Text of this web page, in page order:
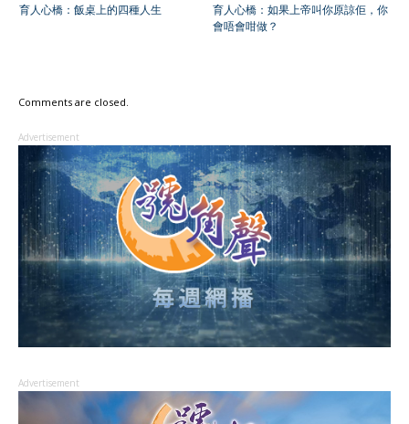
育人心橋：飯桌上的四種人生
育人心橋：如果上帝叫你原諒佢，你
會唔會咁做？
Comments are closed.
Advertisement
Advertisement